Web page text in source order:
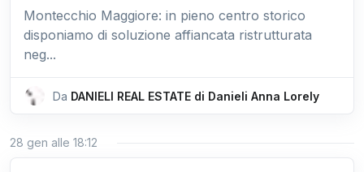
Montecchio Maggiore: in pieno centro storico
disponiamo di soluzione affiancata ristrutturata
neg...
Da DANIELI REAL ESTATE di Danieli Anna Lorely
28 gen alle 18:12